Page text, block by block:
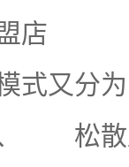
店
又分
松散